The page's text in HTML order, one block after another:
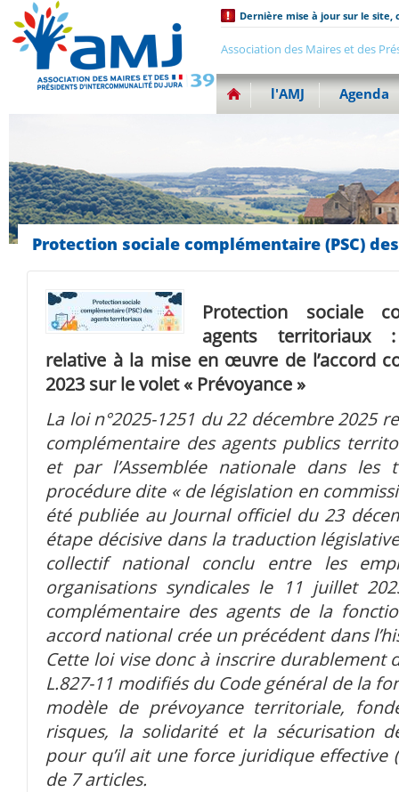
Dernière mise à jour sur le site,
Association des Maires et des
l'AMJ Agenda
Protection sociale complémentaire (PSC)
Protection sociale
agents territoriaux
relative à la mise en œuvre de l’accord
2023 sur le volet « Prévoyance »
La loi n°2025-1251 du 22 décembre 2025
complémentaire des agents publics
et par l’Assemblée nationale dans les
procédure dite « de législation en
été publiée au Journal officiel du 23
étape décisive dans la traduction
collectif national conclu entre les
organisations syndicales le 11 juillet
complémentaire des agents de la
accord national crée un précédent dans
Cette loi vise donc à inscrire durablement
L.827-11 modifiés du Code général de la
modèle de prévoyance territoriale,
risques, la solidarité et la sécurisation
pour qu’il ait une force juridique effective
de 7 articles.